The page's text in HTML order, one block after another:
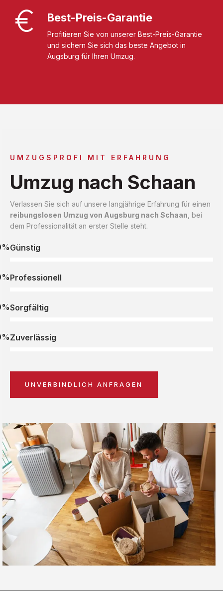
Best-Preis-Garantie
Profitieren Sie von unserer Best-Preis-Garantie
und sichern Sie sich das beste Angebot in
Augsburg für Ihren Umzug.
UMZUGSPROFI MIT ERFAHRUNG
Umzug nach Schaan
Verlassen Sie sich auf unsere langjährige Erfahrung für einen
reibungslosen Umzug von Augsburg nach Schaan , bei
dem Professionalität an erster Stelle steht.
Günstig
Professionell
Sorgfältig
Zuverlässig
UNVERBINDLICH ANFRAGEN